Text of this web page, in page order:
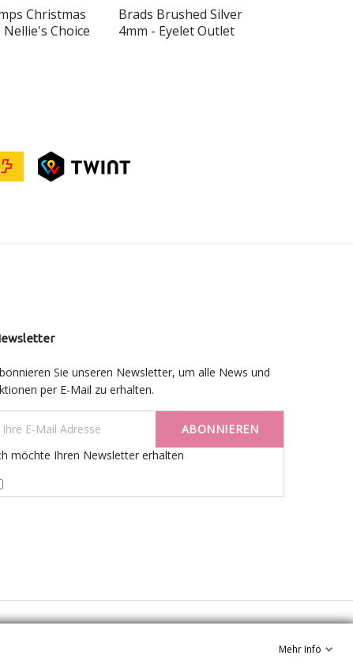
Christmas
Choice
Brads Brushed Silver
4mm - Eyelet Outlet
Sie unseren Newsletter, um alle News und
per E-Mail zu erhalten.
ABONNIEREN
möchte Ihren Newsletter erhalten
Mehr Info